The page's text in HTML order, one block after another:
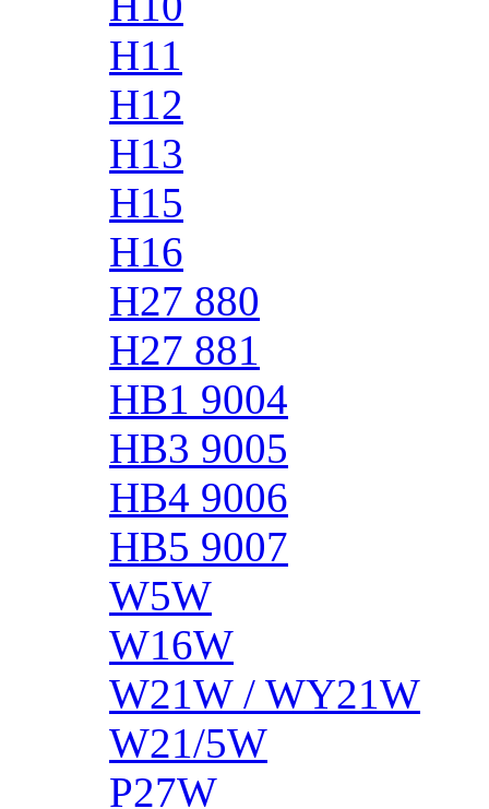
H11
H12
H13
H15
H16
H27 880
H27 881
HB1 9004
HB3 9005
HB4 9006
HB5 9007
W5W
W16W
W21W / WY21W
W21/5W
P27W